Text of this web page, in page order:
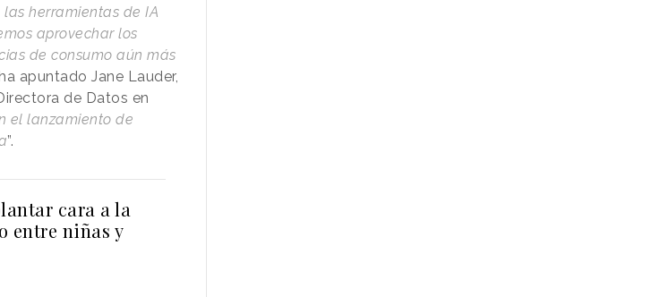
las herramientas de IA
aprovechar los
de consumo aún más
ha apuntado Jane Lauder,
de Datos en
el lanzamiento de
”.
cara a la
entre niñas y